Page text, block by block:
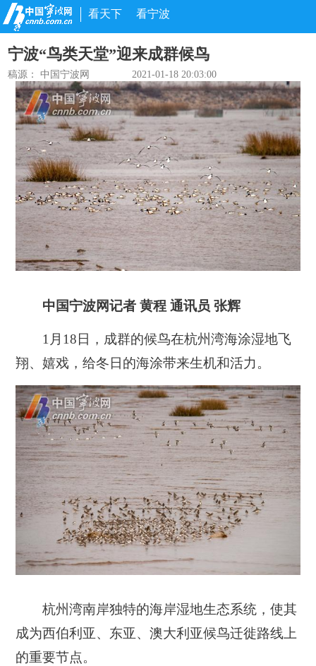
看天下 看宁波
宁波“鸟类天堂”迎来成群候鸟
稿源： 中国宁波网 2021-01-18 20:03:00
中国宁波网记者 黄程 通讯员 张辉
1月18日，成群的候鸟在杭州湾海涂湿地飞
翔、嬉戏，给冬日的海涂带来生机和活力。
杭州湾南岸独特的海岸湿地生态系统，使其
成为西伯利亚、东亚、澳大利亚候鸟迁徙路线上
的重要节点。